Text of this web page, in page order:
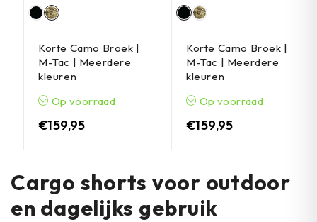
Korte Camo Broek |
M-Tac | Meerdere
kleuren
Op voorraad
€159,95
Korte Camo Broek |
M-Tac | Meerdere
kleuren
Op voorraad
€159,95
Cargo shorts voor outdoor
en dagelijks gebruik